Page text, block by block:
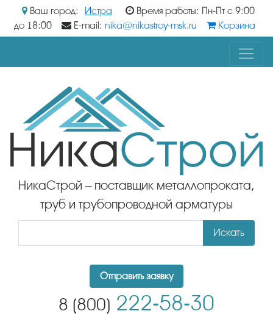
Ваш город: Истра
Время работы: Пн-Пт с 9:00
до 18:00
E-mail: nika@nikastroy-msk.ru Корзина
НикаСтрой – поставщик металлопроката,
труб и трубопроводной арматуры
Искать
Отправить заявку
8 (800) 222-58-30